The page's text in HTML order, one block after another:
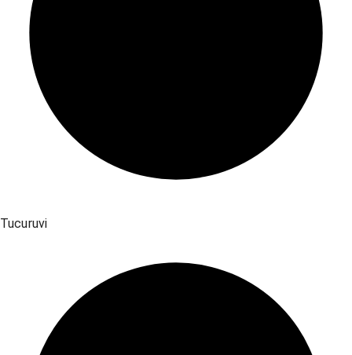
Tucuruvi